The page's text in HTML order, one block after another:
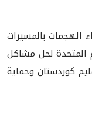
الهجمات بالمسيرات
المتحدة لحل مشاكل
كوردستان وحماية